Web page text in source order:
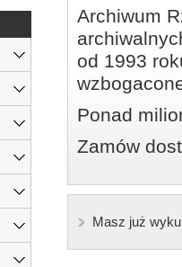
Archiwum
od 1993
Ponad
Zamów
Masz już